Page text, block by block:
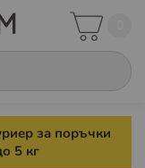
за поръчки
5 кг